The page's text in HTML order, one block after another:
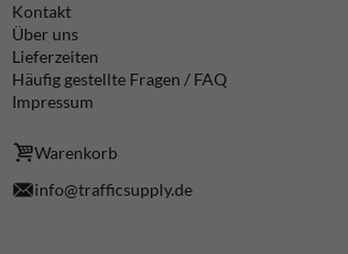
Kontakt
Über uns
Lieferzeiten
Häufig gestellte Fragen / FAQ
Impressum
Warenkorb
info@trafficsupply.de